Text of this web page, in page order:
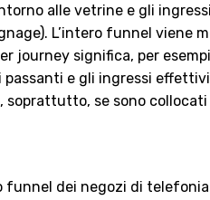
alle vetrine e gli
L’intero funnel viene
significa, per
e gli ingressi
se sono
funnel dei negozi di